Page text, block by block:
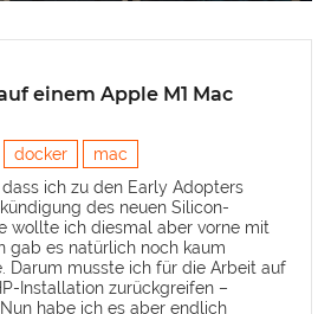
einem Apple M1 Mac
docker
mac
ich zu den Early Adopters
des neuen Silicon-
wollte ich diesmal aber vorne mit
gab es natürlich noch kaum
Darum musste ich für die Arbeit auf
Installation zurückgreifen –
habe ich es aber endlich